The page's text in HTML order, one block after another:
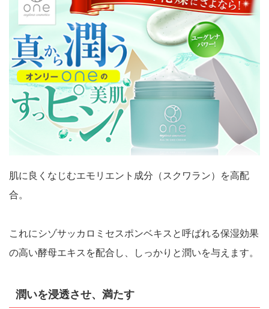
肌に良くなじむエモリエント成分（スクワラン）を高配
合。
これにシゾサッカロミセスポンベキスと呼ばれる保湿効果
の高い酵母エキスを配合し、しっかりと潤いを与えます。
潤いを浸透させ、満たす